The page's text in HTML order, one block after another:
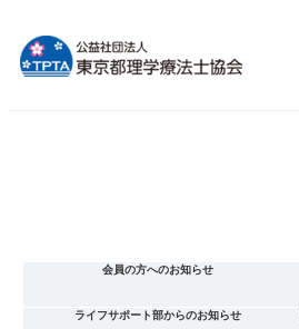
会員の方へのお知らせ
ライフサポート部からのお知らせ